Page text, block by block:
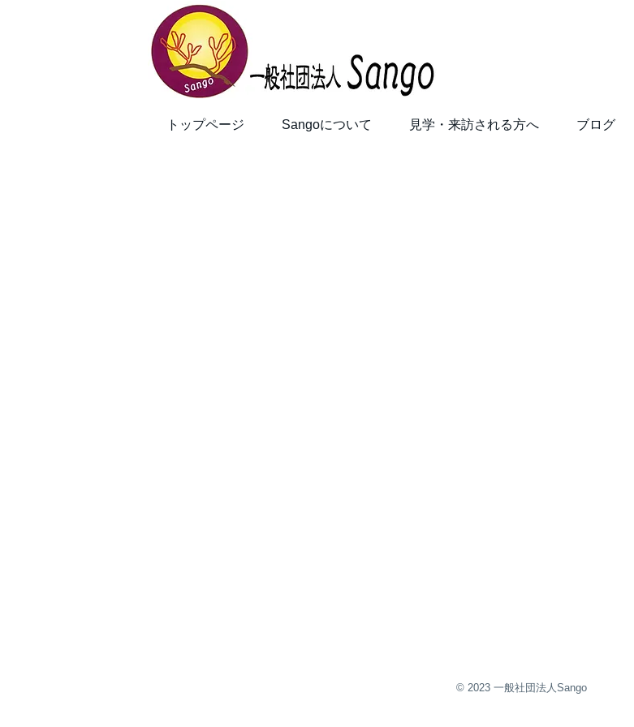
トップページ Sangoについて 見学・来訪される方へ ブログ
© 2023 一般社団法人Sango